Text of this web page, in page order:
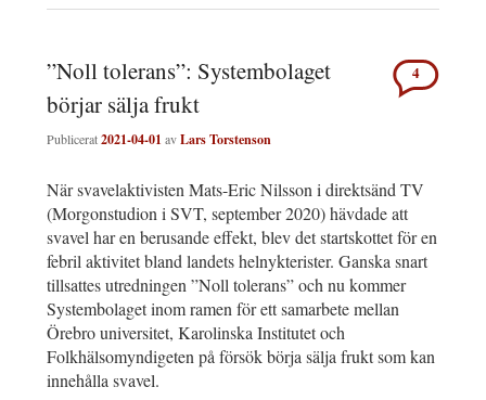
”Noll tolerans”: Systembolaget
börjar sälja frukt
Publicerat2021-04-01 avLars Torstenson
4
När svavelaktivisten Mats-Eric Nilsson i direktsänd TV
(Morgonstudion i SVT, september 2020) hävdade att
svavel har en berusande effekt, blev det startskottet för en
febril aktivitet bland landets helnykterister. Ganska snart
tillsattes utredningen ”Noll tolerans” och nu kommer
Systembolaget inom ramen för ett samarbete mellan
Örebro universitet, Karolinska Institutet och
Folkhälsomyndigeten på försök börja sälja frukt som kan
innehålla svavel.